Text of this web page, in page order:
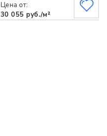
Цена от:
30 055 руб./м²